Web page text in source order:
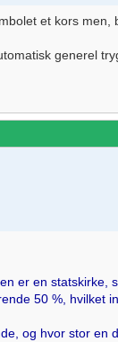
et kors
generel
er en
50 %, hvilket
og hvor stor en